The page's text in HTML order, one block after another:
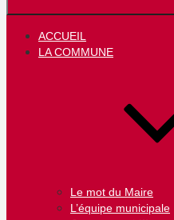
ACCUEIL
LA COMMUNE
Le mot du Maire
L’équipe municipale